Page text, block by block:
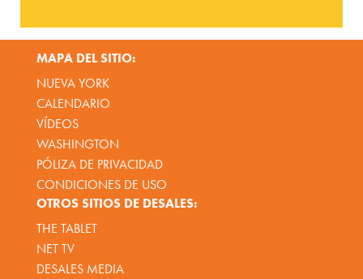
MAPA DEL SITIO:
NUEVA YORK
CALENDARIO
VÍDEOS
WASHINGTON
PÓLIZA DE PRIVACIDAD
CONDICIONES DE USO
OTROS SITIOS DE DESALES:
THE TABLET
NET TV
DESALES MEDIA